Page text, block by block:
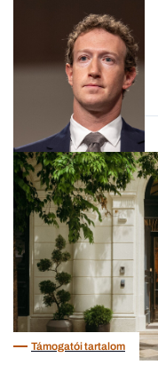
Forbes-sztori
Társadalom
Támogatói tartalom